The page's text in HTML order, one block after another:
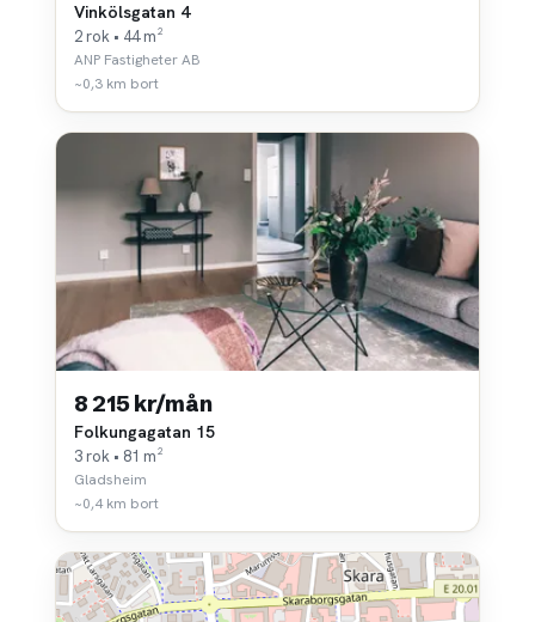
Vinkölsgatan 4
2 rok • 44 m²
ANP Fastigheter AB
~0,3 km bort
8 215 kr/mån
Folkungagatan 15
3 rok • 81 m²
Gladsheim
~0,4 km bort